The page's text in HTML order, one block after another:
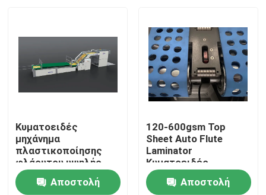
Σπίτι
Κυματοειδές
μηχάνημα
πλαστικοποίησης
φλάουτου υψηλής
ταχύτητας
1450mm*1450mm DX-
Αποστολή
120-600gsm Top
Sheet Auto Flute
Laminator
Κυματοειδές
μηχάνημα Laminator
CE
Αποστολή